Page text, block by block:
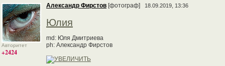
Авторитет
+2424
Александр Фирстов [фотограф] 18.09.2019, 13:36
Юлия
md: Юля Дмитриева
ph: Александр Фирстов